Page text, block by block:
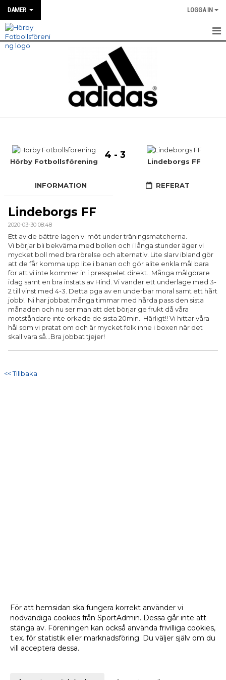
DAMER LOGGA IN
HEM
MATCH INFO / REFERAT
KALENDER
BILDGALLERI
KONTAKT
MATCHER
Hörby Fotbollsförening
4 - 3
Lindeborgs FF
INFORMATION REFERAT
Lindeborgs FF
2020-03-30 08:48
Ett av de bättre lagen vi möt under träningsmatcherna.
Vi börjar bli bekväma med bollen och i långa stunder äger vi
mycket boll med bra rörelse och alternativ. Lite slarv ibland gör
att de får komma upp lite i banan och gör alite enkla mål bara
för att vi inte kommer in i presspelet direkt.. Många målgörare
idag samt en bra instats av Hind. Vi vänder ett underläge med 3-
2 till vinst med 4-3. Detta pga av en underbar moral samt ett hårt
jobb! Ni har jobbat många timmar med hårda pass den sista
månaden och nu ser man att det börjar ge frukt då våra
motståndare inte orkade de sista 20min.. Härligt!! Vi hittar våra
hål som vi pratat om och är mycket folk inne i boxen när det
skall vara så...Bra jobbat tjejer!
<< Tillbaka
För att hemsidan ska fungera korrekt använder vi
nödvändiga cookies från SportAdmin. Dessa går inte att
stänga av. Föreningen kan också använda frivilliga cookies,
t.ex. för statistik eller marknadsföring. Du väljer själv om du
vill acceptera dessa.